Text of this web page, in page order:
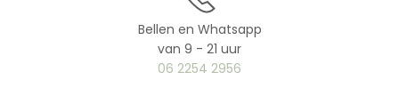
Bellen en Whatsapp
van 9 - 21 uur
06 2254 2956